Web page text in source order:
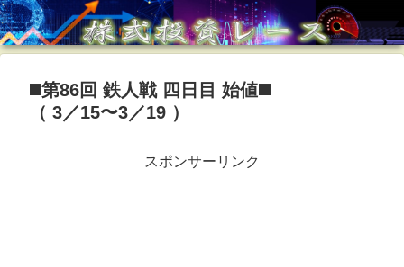
◼️第86回 鉄人戦 四日目 始値◼️
（ 3／15〜3／19 ）
スポンサーリンク